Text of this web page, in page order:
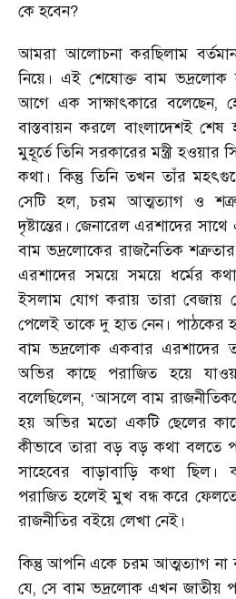
কে হবেন?
আমরা আলোচনা করছিলাম
নিয়ে। এই শেষোক্ত বাম
আগে এক সাক্ষাৎকারে বলেছেন,
বাস্তবায়ন করলে বাংলাদেশই
মুহূর্তে তিনি সরকারের মন্ত্রী হওয়ার
কথা। কিন্তু তিনি তখন তাঁর
সেটি হল, চরম আত্মত্যাগ ও শত্রু-
দৃষ্টান্তের। জেনারেল এরশাদের
বাম ভদ্রলোকের রাজনৈতিক
এরশাদের সময়ে সময়ে ধর্মের কথা
ইসলাম যোগ করায় তারা বেজায়
পেলেই তাকে দু হাত নেন। পাঠকের
বাম ভদ্রলোক একবার এরশাদের
অভির কাছে পরাজিত হয়ে
বলেছিলেন, ‘আসলে বাম
হয় অভির মতো একটি ছেলের
কীভাবে তারা বড় বড় কথা বলতে
সাহেবের বাড়াবাড়ি কথা
পরাজিত হলেই মুখ বন্ধ করে
রাজনীতির বইয়ে লেখা নেই।
কিন্তু আপনি একে চরম আত্মত্যাগ
যে, সে বাম ভদ্রলোক এখন জাতীয়